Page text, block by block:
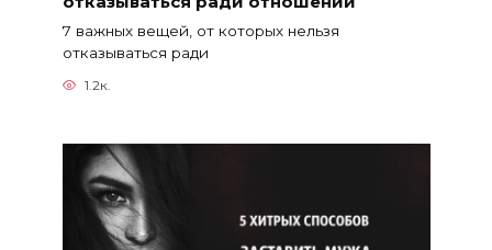
7 важных вещей, от которых нельзя
отказываться ради
1.2к.